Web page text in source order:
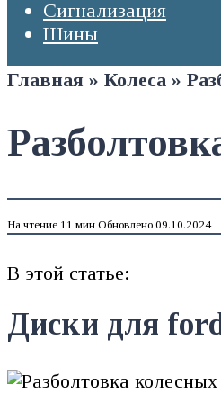
Сигнализация
Шины
Главная » Колеса »
На чтение 11 мин Обновлено 09.10.2024
В этой статье:
Диски для